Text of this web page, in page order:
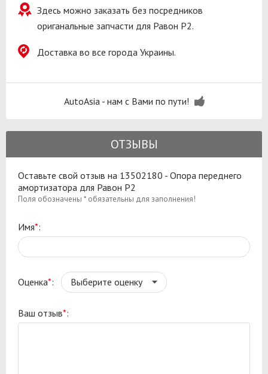
Здесь можно заказать без посредников
ориганальные запчасти для Равон Р2.
Доставка во все города Украины.
AutoAsia - нам с Вами по пути!
ОТЗЫВЫ
Оставьте свой отзыв на 13502180 - Опора переднего
амортизатора для Равон Р2
Поля обозначены * обязательны для заполнения!
Имя*:
Оценка*:
Ваш отзыв*: